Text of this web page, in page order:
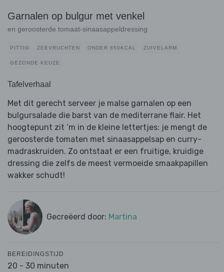
Garnalen op bulgur met venkel
en geroosterde tomaat-sinaasappeldressing
PITTIG ZEEVRUCHTEN ONDER 650KCAL ZUIVELARM
GEZONDE KEUZE
Tafelverhaal
Met dit gerecht serveer je malse garnalen op een
bulgursalade die barst van de mediterrane flair. Het
hoogtepunt zit ‘m in de kleine lettertjes: je mengt de
geroosterde tomaten met sinaasappelsap en curry-
madraskruiden. Zo ontstaat er een fruitige, kruidige
dressing die zelfs de meest vermoeide smaakpapillen
wakker schudt!
Gecreëerd door: Martina
BEREIDINGSTIJD
20 - 30 minuten